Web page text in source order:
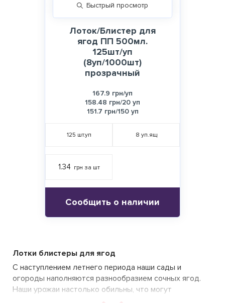
Быстрый просмотр
Лоток/Блистер для
ягод ПП 500мл.
125шт/уп
(8уп/1000шт)
прозрачный
167.9 грн/уп
158.48 грн/20 уп
151.7 грн/150 уп
125 шт.уп 8 уп.ящ
1.34 грн за шт
Сообщить о наличии
Лотки блистеры для ягод
С наступлением летнего периода наши сады и
огороды наполняются разнообразием сочных ягод.
Наши урожаи настолько обильны, что могут